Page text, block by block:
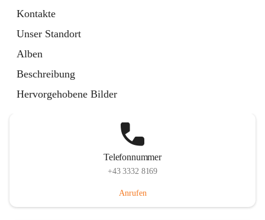
Kontakte
Unser Standort
Alben
Beschreibung
Hervorgehobene Bilder
Telefonnummer
+43 3332 8169
Anrufen